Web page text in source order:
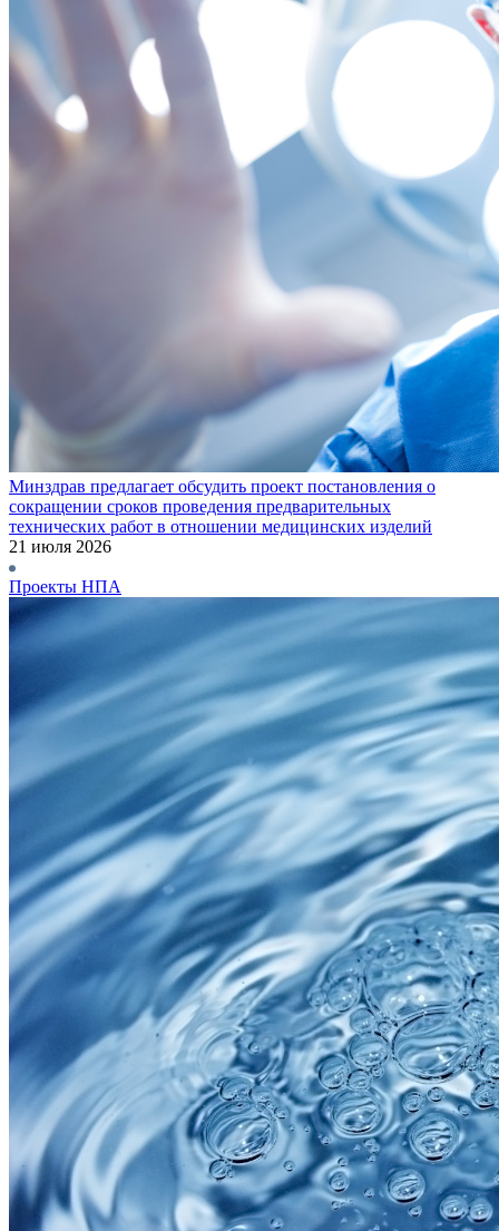
Минздрав предлагает обсудить проект постановления о
сокращении сроков проведения предварительных
технических работ в отношении медицинских изделий
21 июля 2026
Проекты НПА